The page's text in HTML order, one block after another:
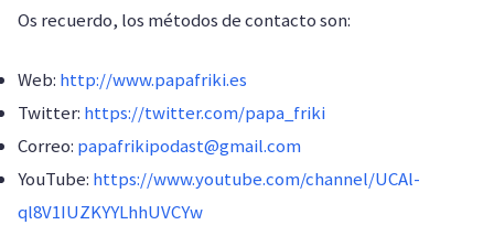
Os recuerdo, los métodos de contacto son:
Web: http://www.papafriki.es
Twitter: https://twitter.com/papa_friki
Correo: papafrikipodast@gmail.com
YouTube: https://www.youtube.com/channel/UCAl-
ql8V1IUZKYYLhhUVCYw